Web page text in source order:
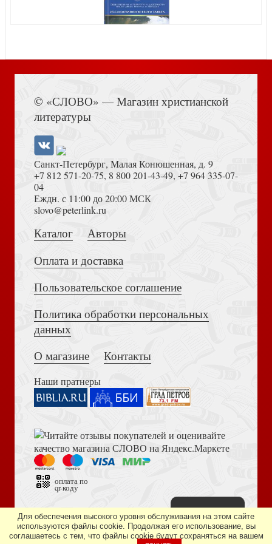
Ангелы и демоны. Что мы действительно знаем о них?
Справочник по христианской апологетике
Карманный справочник по христианской апологетике
Поиск истины
Загадка древнего человека
Льюис К. Просто христианство
Толкование на Апокалипсис (Тихоний Африканский)
Достоевский Ф.М. Сила и правда России (2024)
Библия в современном русском переводе. 073 (2025, 3-
© «СЛОВО» — Магазин христианской
литературы
Санкт-Петербург, Малая Конюшенная, д. 9
+7 812 571-20-75, 8 800 201-43-49, +7 964 335-07-
04
Еждн. с 11:00 до 20:00 МСК
slovo@peterlink.ru
Каталог
Авторы
Оплата и доставка
Пользовательское соглашение
Политика обработки персональных
данных
О магазине
Контакты
Наши пратнеры
оплата по
qr-коду
Дизайн сайта —студия «Артминистри»
Для обеспечения высокого уровня обслуживания на этом сайте
используются файлы cookie. Продолжая его использование, вы
соглашаетесь с тем, что файлы cookie будут сохраняться на вашем